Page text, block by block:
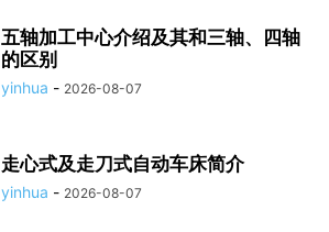
五轴加工中心介绍及其和三轴、四轴
的区别
yinhua - 2026-08-07
走心式及走刀式自动车床简介
yinhua - 2026-08-07